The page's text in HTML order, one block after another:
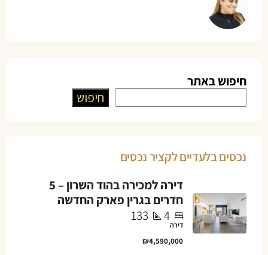
חיפוש באתר
חיפוש
נכסים בלעדיים לקציר נכסים
דירה למכירה בהוד השרון – 5
חדרים בגרין פארק החדשה
4
133
דירה
₪4,590,000